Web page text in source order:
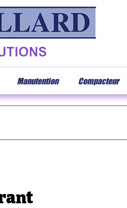
Manutention Compacteur